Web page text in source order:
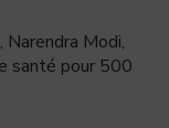
Narendra Modi,
santé pour 500